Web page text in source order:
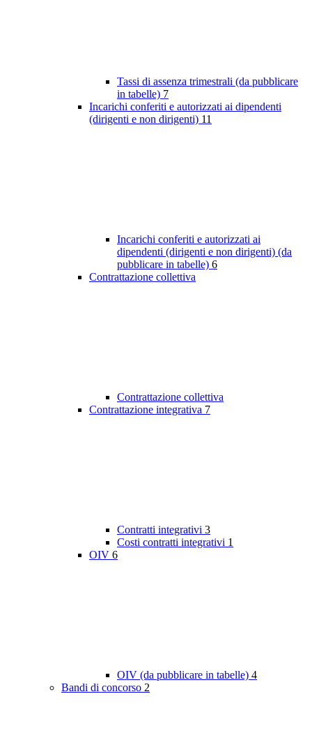
Tassi di assenza trimestrali (da pubblicare
in tabelle) 7
Incarichi conferiti e autorizzati ai dipendenti
(dirigenti e non dirigenti) 11
Incarichi conferiti e autorizzati ai
dipendenti (dirigenti e non dirigenti) (da
pubblicare in tabelle) 6
Contrattazione collettiva
Contrattazione collettiva
Contrattazione integrativa 7
Contratti integrativi 3
Costi contratti integrativi 1
OIV 6
OIV (da pubblicare in tabelle) 4
Bandi di concorso 2